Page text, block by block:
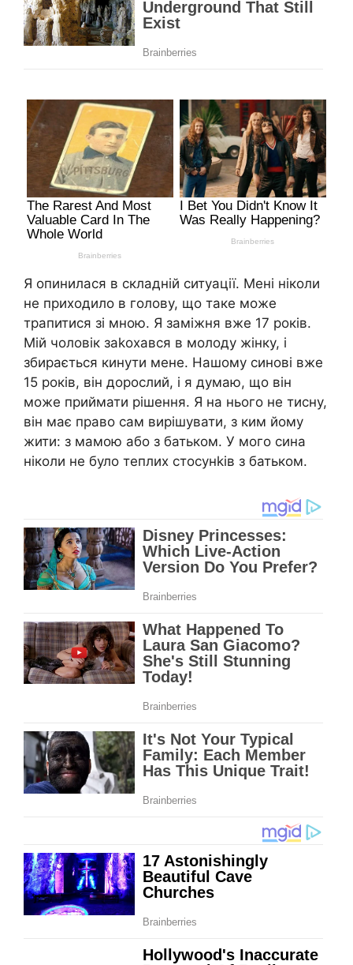
Я опинилася в складній ситуації. Мені ніколи
не приходило в голову, що таке може
трапитися зі мною. Я заміжня вже 17 років.
Мій чоловік заkохався в молоду жінку, і
збирається кинути мене. Нашому синові вже
15 років, він дорослий, і я думаю, що він
може приймати рішення. Я на нього не тисну,
він має право сам вирішувати, з ким йому
жити: з мамою або з батьком. У мого сина
ніколи не було теплих стосунkів з батьком.